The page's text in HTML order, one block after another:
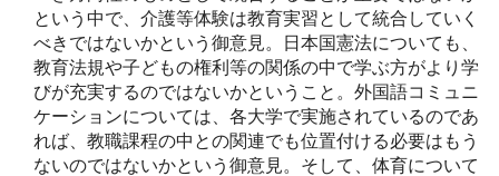
という中で、介護等体験は教育実習として統合していく
べきではないかという御意見。日本国憲法についても、
教育法規や子どもの権利等の関係の中で学ぶ方がより学
びが充実するのではないかということ。外国語コミュニ
ケーションについては、各大学で実施されているのであ
れば、教職課程の中との関連でも位置付ける必要はもう
ないのではないかという御意見。そして、体育について